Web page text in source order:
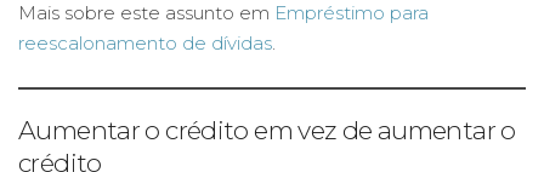
Mais sobre este assunto em Empréstimo para
reescalonamento de dívidas.
Aumentar o crédito em vez de aumentar o
crédito